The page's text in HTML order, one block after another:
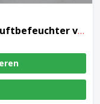
Bedienungseinheit für Dampf- Luftbefeuchter von Condair – Modul M4